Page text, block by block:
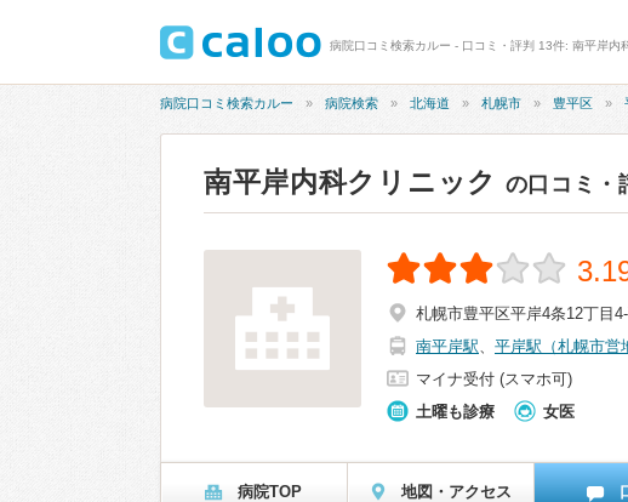
病院口コミ検索カルー - 口コミ・評判 13件: 南平岸内
病院口コミ検索カルー 病院検索 北海道 札幌市 豊平区
南平岸内科クリニック の口コミ・
札幌市豊平区平岸4条12丁目
南平岸駅、 平岸駅（札幌市営
マイナ受付 (スマホ可)
土曜も診療
女医
病院TOP 地図・アクセス